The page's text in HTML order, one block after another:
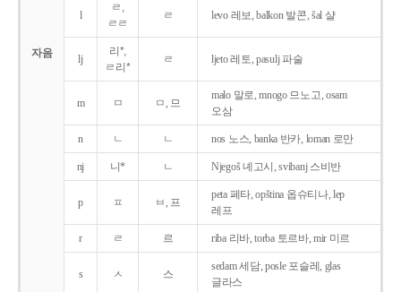
자음
l
ㄹ,
ㄹㄹ
ㄹ levo 레보, balkon 발콘, šal 샬
lj
리*,
ㄹ리*
ㄹ ljeto 레토, pasulj 파술
m ㅁ ㅁ, 므
malo 말로, mnogo 므노고, osam
오삼
n ㄴ ㄴ nos 노스, banka 반카, loman 로만
nj 니* ㄴ Njegoš 녜고시, svibanj 스비반
p ㅍ ㅂ, 프
peta 페타, opština 옵슈티나, lep
레프
r ㄹ 르 riba 리바, torba 토르바, mir 미르
s ㅅ 스
sedam 세담, posle 포슬레, glas
글라스